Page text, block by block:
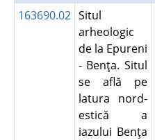
163690.02 Situl
arheologic
de la Epureni
- Benţa. Situl
se află pe
latura nord-
estică a
iazului Benţa